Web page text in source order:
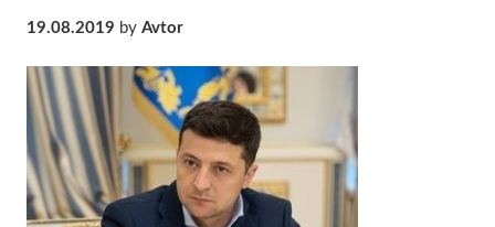
19.08.2019 by Avtor